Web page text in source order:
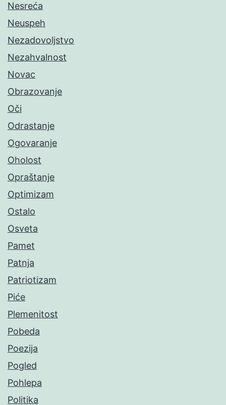
Nesreća
Neuspeh
Nezadovoljstvo
Nezahvalnost
Novac
Obrazovanje
Oči
Odrastanje
Ogovaranje
Oholost
Opraštanje
Optimizam
Ostalo
Osveta
Pamet
Patnja
Patriotizam
Piće
Plemenitost
Pobeda
Poezija
Pogled
Pohlepa
Politika